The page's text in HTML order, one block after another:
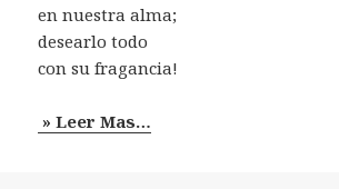
en nuestra alma;
desearlo todo
con su fragancia!
» Leer Mas…